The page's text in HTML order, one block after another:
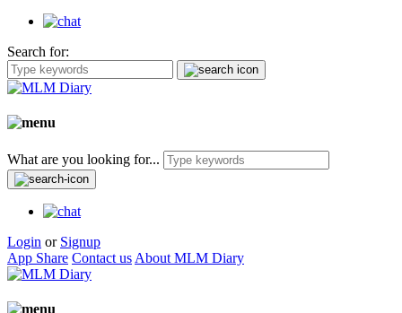
Search for:
What are you looking for...
Login or Signup
App Share Contact us About MLM Diary